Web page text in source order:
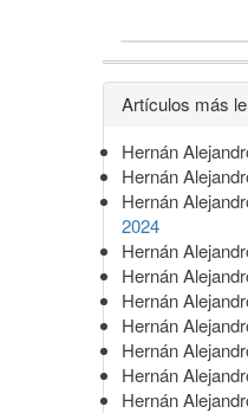
Detalles
del
artículo
Artículos más
Hernán
Hernán
Hernán
2024
Hernán
Hernán
Hernán
Hernán
Hernán
Hernán
Hernán